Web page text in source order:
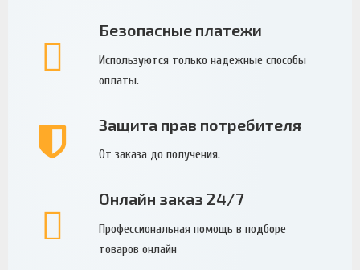
Безопасные платежи
Используются только надежные способы
оплаты.
Защита прав потребителя
От заказа до получения.
Онлайн заказ 24/7
Профессиональная помощь в подборе
товаров онлайн